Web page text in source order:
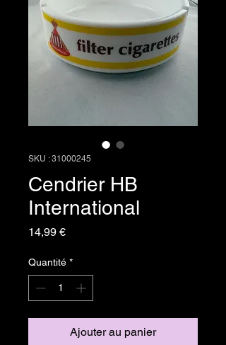
SKU : 31000245
Cendrier HB
International
14,99 €Prix
Quantité *
Ajouter au panier